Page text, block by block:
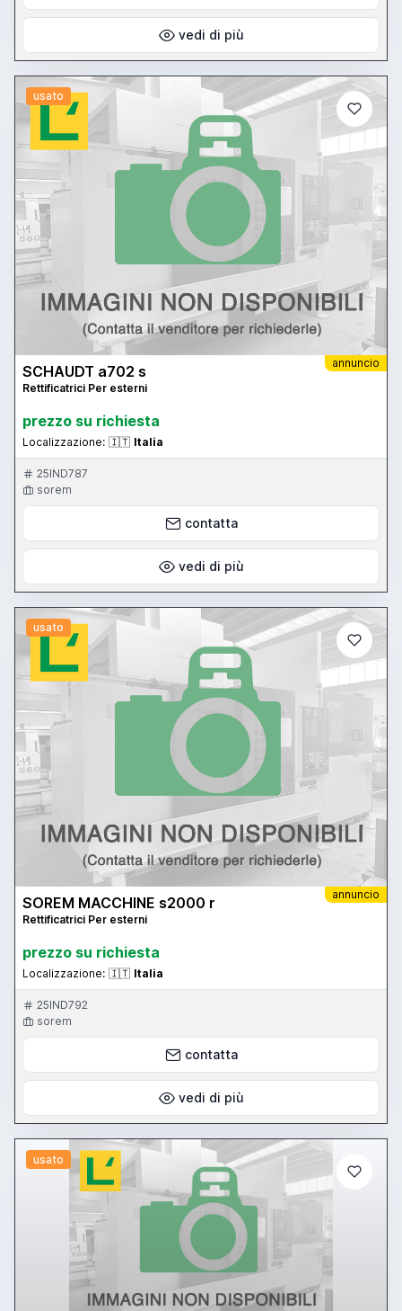
vedi di più
usato
annuncio
SCHAUDT a702 s
Rettificatrici Per esterni
prezzo su richiesta
Localizzazione: 🇮🇹 Italia
25IND787
sorem
contatta
vedi di più
usato
annuncio
SOREM MACCHINE s2000 r
Rettificatrici Per esterni
prezzo su richiesta
Localizzazione: 🇮🇹 Italia
25IND792
sorem
contatta
vedi di più
usato